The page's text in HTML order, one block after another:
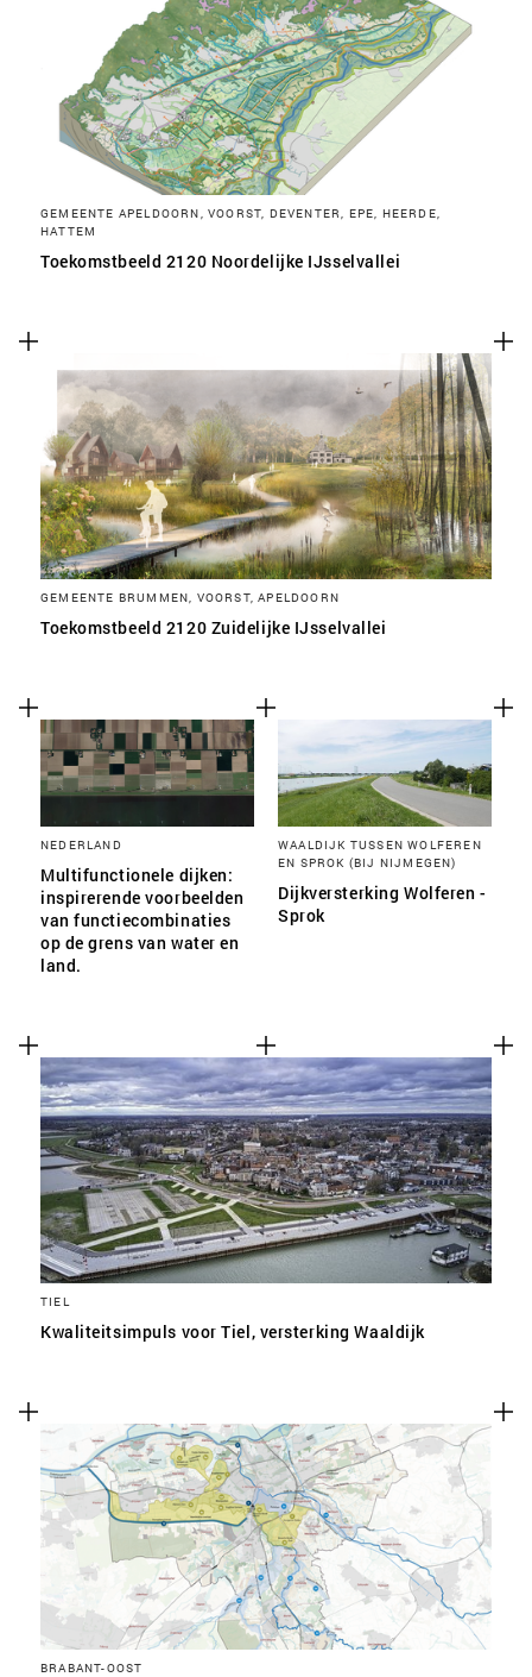
GEMEENTE APELDOORN, VOORST, DEVENTER, EPE, HEERDE,
HATTEM
Toekomstbeeld 2120 Noordelijke IJsselvallei
GEMEENTE BRUMMEN, VOORST, APELDOORN
Toekomstbeeld 2120 Zuidelijke IJsselvallei
NEDERLAND
Multifunctionele dijken:
inspirerende voorbeelden
van functiecombinaties
op de grens van water en
land.
WAALDIJK TUSSEN WOLFEREN
EN SPROK (BIJ NIJMEGEN)
Dijkversterking Wolferen -
Sprok
TIEL
Kwaliteitsimpuls voor Tiel, versterking Waaldijk
BRABANT-OOST
SLA VOORKEUREN OP